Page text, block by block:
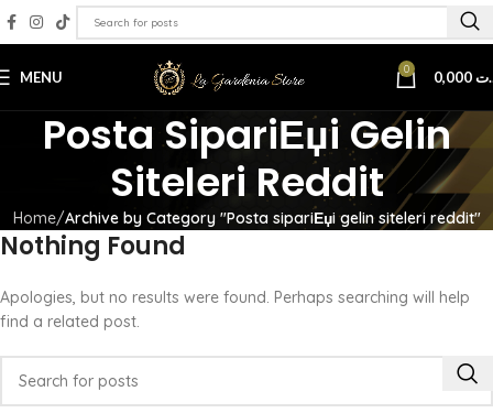
MENU 0
Posta SipariЕџi Gelin
Siteleri Reddit
Home Archive by Category "Posta sipariЕџi gelin siteleri reddit"
Nothing Found
Apologies, but no results were found. Perhaps searching will help
find a related post.